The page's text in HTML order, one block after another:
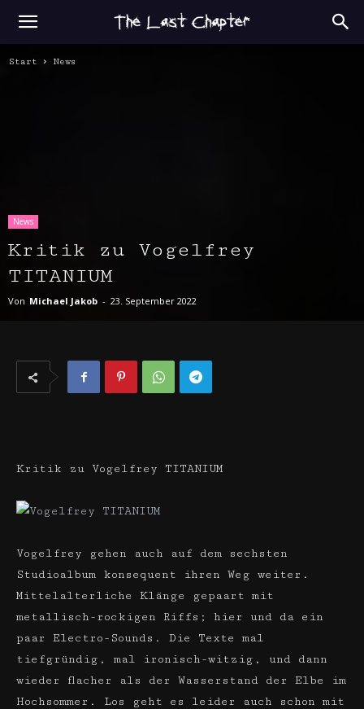
Start News
News
Kritik zu Vogelfrey
TITANIUM
Von Michael Jakob - 23. September 2022
Kritik zu Vogelfrey TITANIUM
Vogelfrey gehen auch auf dem sechsten
Studioalbum konsequent ihren Weg weiter.
Mittelalterliche Klänge gepaart mit
metallisch-rockigen Riffs; hier und da ein
paar Electro-Sounds. Die Texte mal
tiefgründig, mal ironisch-witzig, und dann
wieder flacher als der Wasserstand der Elbe im
Hochsommer. Los geht es leider auch schon mit